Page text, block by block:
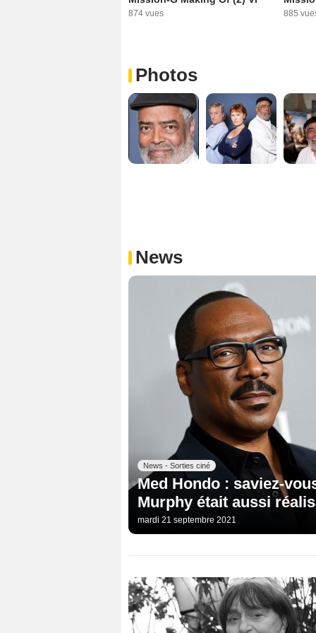
874 vues 885
Photos
News
News - Sorties ciné
Med Hondo : saviez-
Murphy était aussi
mardi 21 septembre 2021